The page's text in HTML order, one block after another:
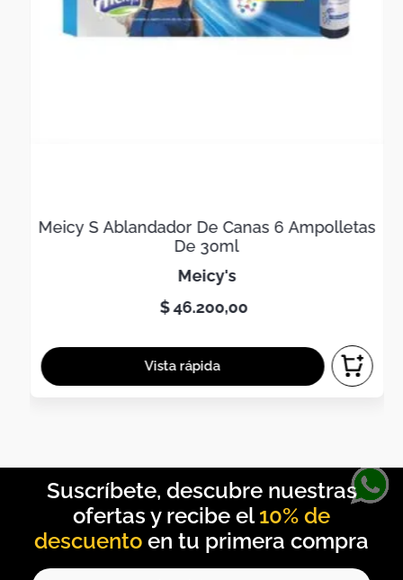
Meicy S Ablandador De Canas 6 Ampolletas
De 30ml
meicy's
$46.200,00
10% de
descuento